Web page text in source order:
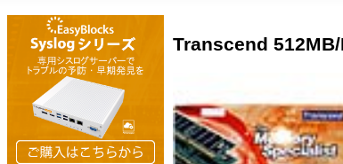
Transcend